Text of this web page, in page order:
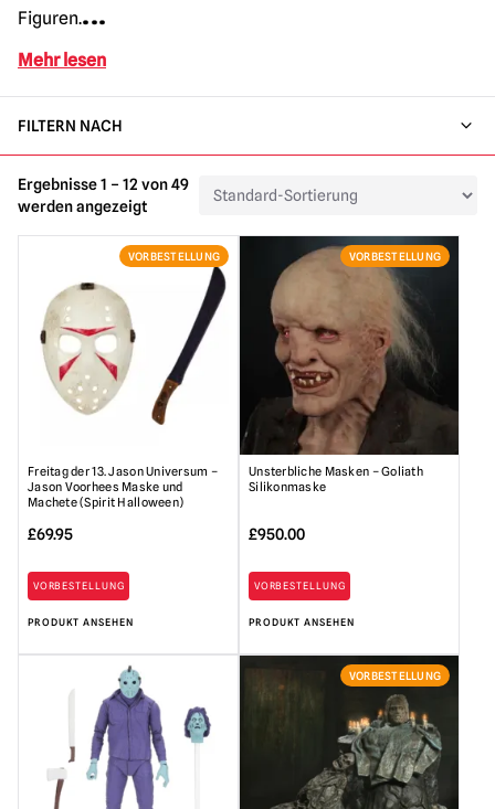
Figuren....
Mehr lesen
FILTERN NACH
Ergebnisse 1 – 12 von 49
werden angezeigt
VORBESTELLUNG
Freitag der 13. Jason Universum –
Jason Voorhees Maske und
Machete (Spirit Halloween)
£69.95
VORBESTELLUNG
PRODUKT ANSEHEN
VORBESTELLUNG
Unsterbliche Masken – Goliath
Silikonmaske
£950.00
VORBESTELLUNG
PRODUKT ANSEHEN
VORBESTELLUNG